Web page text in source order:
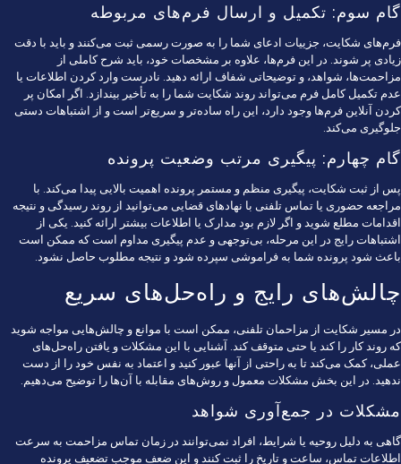
گام سوم: تکمیل و ارسال فرم‌های مربوطه
فرم‌های شکایت، جزییات ادعای شما را به صورت رسمی ثبت می‌کنند و باید با دقت
زیادی پر شوند. در این فرم‌ها، علاوه بر مشخصات خود، باید شرح کاملی از
مزاحمت‌ها، شواهد، و توضیحاتی شفاف ارائه دهید. نادرست وارد کردن اطلاعات یا
عدم تکمیل کامل فرم می‌تواند روند شکایت شما را به تأخیر بیندازد. اگر امکان پر
کردن آنلاین فرم‌ها وجود دارد، این راه ساده‌تر و سریع‌تر است و از اشتباهات دستی
جلوگیری می‌کند.
گام چهارم: پیگیری مرتب وضعیت پرونده
پس از ثبت شکایت، پیگیری منظم و مستمر پرونده اهمیت بالایی پیدا می‌کند. با
مراجعه حضوری یا تماس تلفنی با نهادهای قضایی می‌توانید از روند رسیدگی و نتیجه
اقدامات مطلع شوید و اگر لازم بود مدارک یا اطلاعات بیشتر ارائه کنید. یکی از
اشتباهات رایج در این مرحله، بی‌توجهی و عدم پیگیری مداوم است که ممکن است
باعث شود پرونده شما به فراموشی سپرده شود و نتیجه مطلوب حاصل نشود.
چالش‌های رایج و راه‌حل‌های سریع
در مسیر شکایت از مزاحمان تلفنی، ممکن است با موانع و چالش‌هایی مواجه شوید
که روند کار را کند یا حتی متوقف کند. آشنایی با این مشکلات و یافتن راه‌حل‌های
عملی، کمک می‌کند تا به راحتی از آنها عبور کنید و اعتماد به نفس خود را از دست
ندهید. در این بخش مشکلات معمول و روش‌های مقابله با آن‌ها را توضیح می‌دهیم.
مشکلات در جمع‌آوری شواهد
گاهی به دلیل روحیه یا شرایط، افراد نمی‌توانند در زمان تماس مزاحمت به سرعت
اطلاعات تماس، ساعت و تاریخ را ثبت کنند و این ضعف موجب تضعیف پرونده